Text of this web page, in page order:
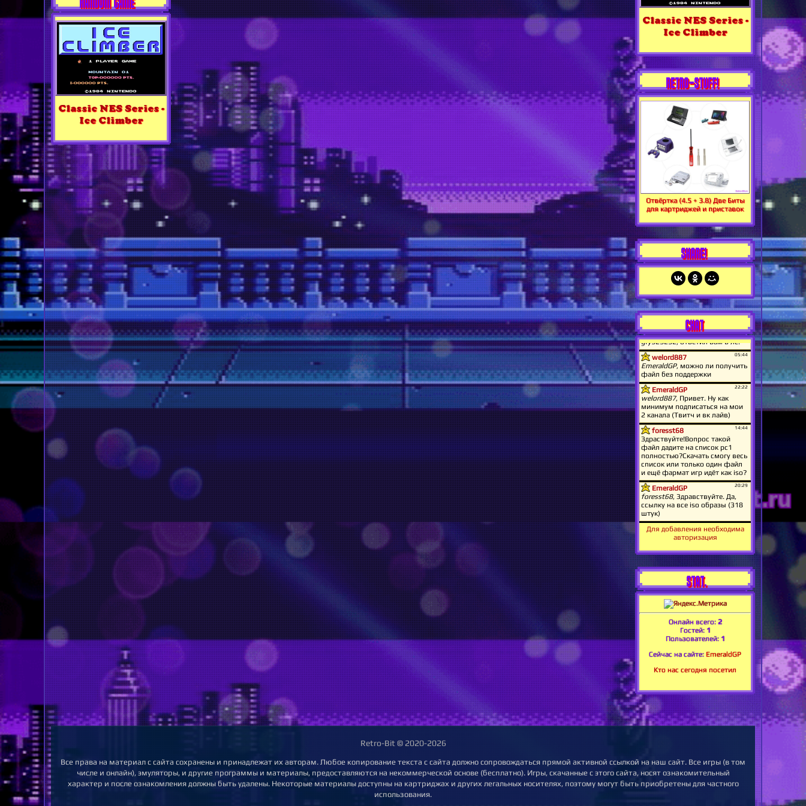
Classic NES Series -
Ice Climber
Classic NES Series -
Ice Climber
RETRO-STUFF!
Отвёртка (4.5 + 3.8) Две Биты
для картриджей и приставок
SHARE!
CHAT
Для добавления необходима
авторизация
STAT.
Онлайн всего: 2
Гостей: 1
Пользователей: 1
Сейчас на сайте: EmeraldGP
Кто нас сегодня посетил
Retro-Bit © 2020-2026
Все права на материал с сайта сохранены и принадлежат их авторам. Любое копирование текста с сайта должно сопровождаться прямой активной ссылкой на наш сайт. Все игры (в том
числе и онлайн), эмуляторы, и другие программы и материалы, предоставляются на некоммерческой основе (бесплатно). Игры, скачанные с этого сайта, носят ознакомительный
характер и после ознакомления должны быть удалены. Некоторые материалы доступны на картриджах и других легальных носителях, поэтому могут быть приобретены для частного
использования.